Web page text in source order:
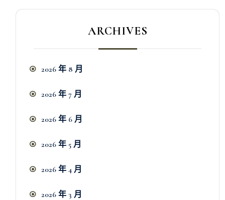
ARCHIVES
2026 年 8 月
2026 年 7 月
2026 年 6 月
2026 年 5 月
2026 年 4 月
2026 年 3 月